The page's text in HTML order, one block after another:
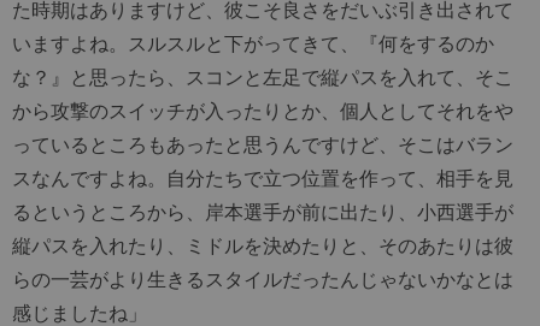
た時期はありますけど、彼こそ良さをだいぶ引き出されて
いますよね。スルスルと下がってきて、『何をするのか
な？』と思ったら、スコンと左足で縦パスを入れて、そこ
から攻撃のスイッチが入ったりとか、個人としてそれをや
っているところもあったと思うんですけど、そこはバラン
スなんですよね。自分たちで立つ位置を作って、相手を見
るというところから、岸本選手が前に出たり、小西選手が
縦パスを入れたり、ミドルを決めたりと、そのあたりは彼
らの一芸がより生きるスタイルだったんじゃないかなとは
感じましたね」